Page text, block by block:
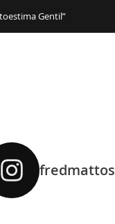
Gentil”
fredmattos